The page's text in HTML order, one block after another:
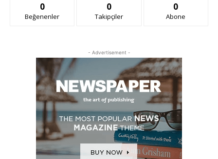
0
Beğenenler
0
Takipçiler
0
Abone
- Advertisement -